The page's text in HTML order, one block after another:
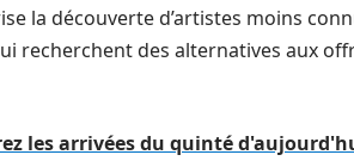
la découverte d’artistes moins
recherchent des alternatives aux
les arrivées du quinté